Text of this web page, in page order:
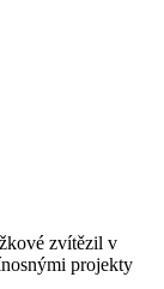
zvítězil v
projekty